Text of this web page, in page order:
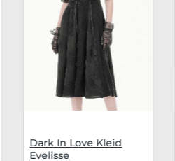
Dark In Love Kleid
Evelisse